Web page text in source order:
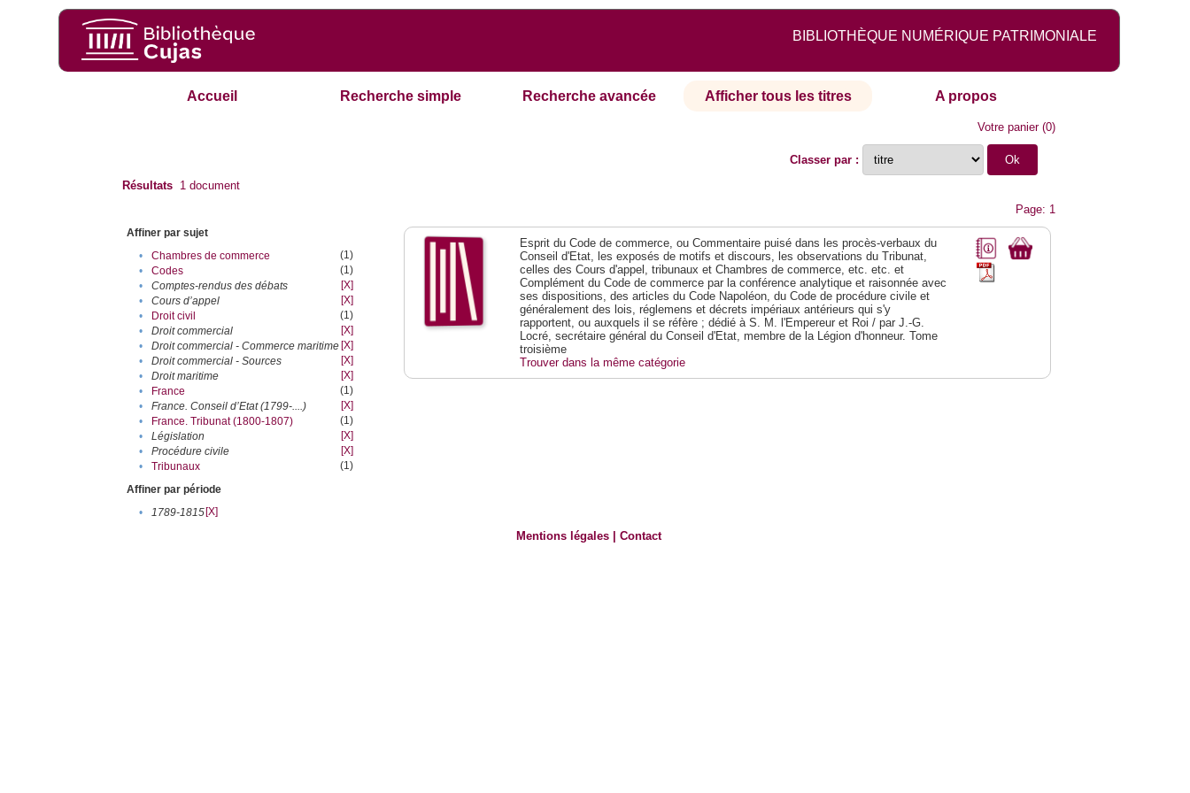
BIBLIOTHÈQUE NUMÉRIQUE PATRIMONIALE
Accueil Recherche simple Recherche avancée Afficher tous les titres A propos
Votre panier(0)
Classer par :
Résultats 1 document
Page: 1
Affiner par sujet
•
Chambres de commerce
(1)
•
Codes
(1)
•
Comptes-rendus des débats
[X]
•
Cours d’appel
[X]
•
Droit civil
(1)
•
Droit commercial
[X]
•
Droit commercial - Commerce maritime [X]
•
Droit commercial - Sources
[X]
•
Droit maritime
[X]
•
France
(1)
•
France. Conseil d’Etat (1799-....)
[X]
•
France. Tribunat (1800-1807)
(1)
•
Législation
[X]
•
Procédure civile
[X]
•
Tribunaux
(1)
Affiner par période
•
1789-1815[X]
Esprit du Code de commerce, ou Commentaire puisé dans les procès-verbaux du
Conseil d'Etat, les exposés de motifs et discours, les observations du Tribunat,
celles des Cours d'appel, tribunaux et Chambres de commerce, etc. etc. et
Complément du Code de commerce par la conférence analytique et raisonnée avec
ses dispositions, des articles du Code Napoléon, du Code de procédure civile et
généralement des lois, réglemens et décrets impériaux antérieurs qui s'y
rapportent, ou auxquels il se réfère ; dédié à S. M. l'Empereur et Roi / par J.-G.
Locré, secrétaire général du Conseil d'Etat, membre de la Légion d'honneur. Tome
troisième
Trouver dans la même catégorie
Mentions légales |Contact